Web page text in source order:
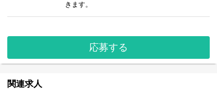
きます。
応募する
関連求人